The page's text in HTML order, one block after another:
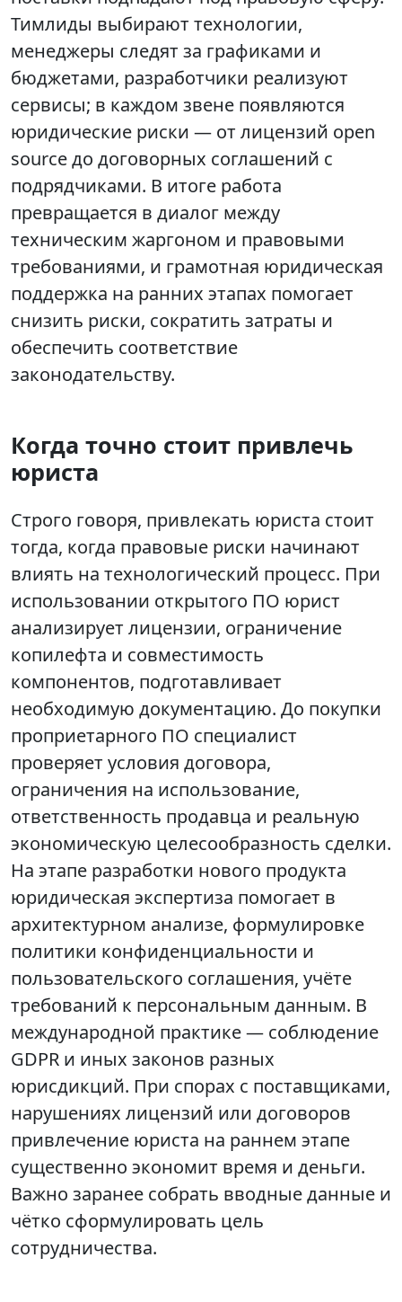
Тимлиды выбирают технологии,
менеджеры следят за графиками и
бюджетами, разработчики реализуют
сервисы; в каждом звене появляются
юридические риски — от лицензий open
source до договорных соглашений с
подрядчиками. В итоге работа
превращается в диалог между
техническим жаргоном и правовыми
требованиями, и грамотная юридическая
поддержка на ранних этапах помогает
снизить риски, сократить затраты и
обеспечить соответствие
законодательству.
Когда точно стоит привлечь
юриста
Строго говоря, привлекать юриста стоит
тогда, когда правовые риски начинают
влиять на технологический процесс. При
использовании открытого ПО юрист
анализирует лицензии, ограничение
копилефта и совместимость
компонентов, подготавливает
необходимую документацию. До покупки
проприетарного ПО специалист
проверяет условия договора,
ограничения на использование,
ответственность продавца и реальную
экономическую целесообразность сделки.
На этапе разработки нового продукта
юридическая экспертиза помогает в
архитектурном анализе, формулировке
политики конфиденциальности и
пользовательского соглашения, учёте
требований к персональным данным. В
международной практике — соблюдение
GDPR и иных законов разных
юрисдикций. При спорах с поставщиками,
нарушениях лицензий или договоров
привлечение юриста на раннем этапе
существенно экономит время и деньги.
Важно заранее собрать вводные данные и
чётко сформулировать цель
сотрудничества.